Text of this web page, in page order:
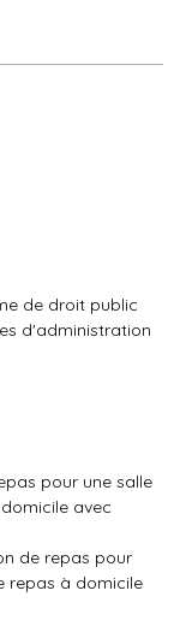
de droit public
d'administration
pour une salle
avec
de repas pour
repas à domicile